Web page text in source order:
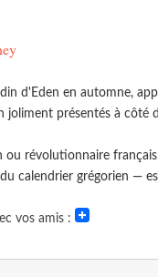
d'Eden en automne,
présentés à côté
ou révolutionnaire
calendrier grégorien —
vos amis :